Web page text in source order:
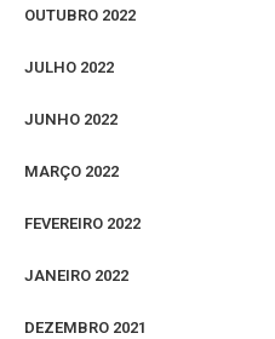
OUTUBRO 2022
JULHO 2022
JUNHO 2022
MARÇO 2022
FEVEREIRO 2022
JANEIRO 2022
DEZEMBRO 2021